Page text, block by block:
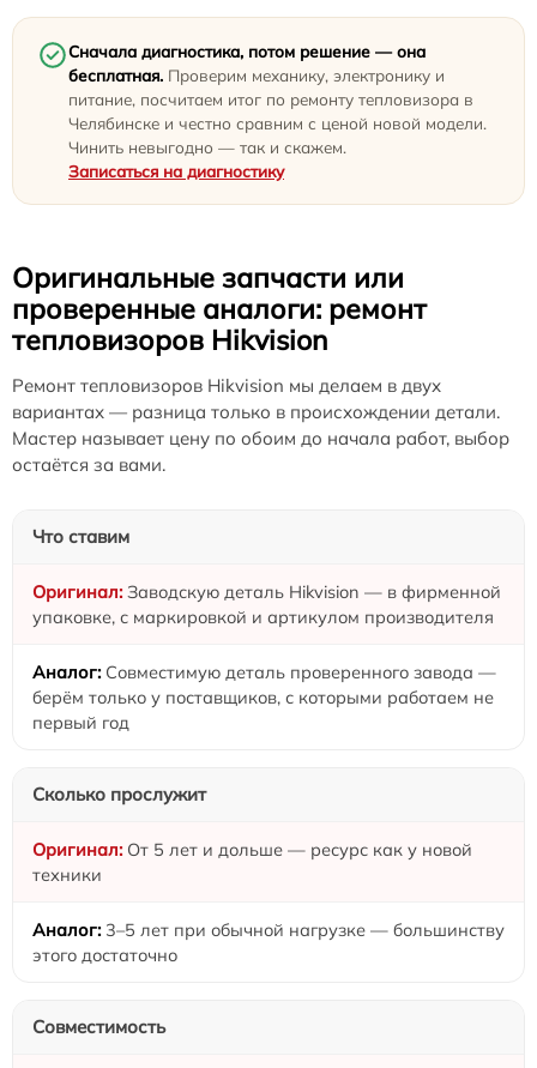
Сначала диагностика, потом решение — она
бесплатная. Проверим механику, электронику и
питание, посчитаем итог по ремонту тепловизора в
Челябинске и честно сравним с ценой новой модели.
Чинить невыгодно — так и скажем.
Записаться на диагностику
Оригинальные запчасти или
проверенные аналоги: ремонт
тепловизоров Hikvision
Ремонт тепловизоров Hikvision мы делаем в двух
вариантах — разница только в происхождении детали.
Мастер называет цену по обоим до начала работ, выбор
остаётся за вами.
Что ставим
Заводскую деталь Hikvision — в фирменной
упаковке, с маркировкой и артикулом производителя
Совместимую деталь проверенного завода —
берём только у поставщиков, с которыми работаем не
первый год
Сколько прослужит
От 5 лет и дольше — ресурс как у новой
техники
3–5 лет при обычной нагрузке — большинству
этого достаточно
Совместимость